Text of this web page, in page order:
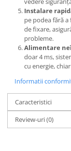
Instalare
pe podea fără
de fixare,
probleme.
Alimentare
doar 4 ms,
cu energie,
Informatii
Caracteristici
Review-uri(0)